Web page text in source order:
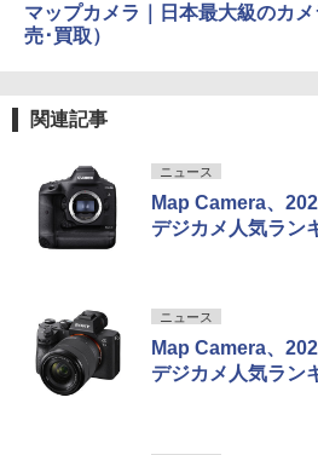
マップカメラ｜日本最大級のカ
売･買取）
関連記事
ニュース
Map Camera、
デジカメ人気ラン
ニュース
Map Camera、
デジカメ人気ラン